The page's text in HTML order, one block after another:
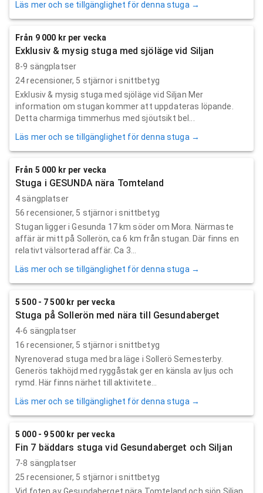
Läs mer och se tillgänglighet för denna stuga →
Från 9 000 kr per vecka
Exklusiv & mysig stuga med sjöläge vid Siljan
8-9 sängplatser
24recensioner, 5 stjärnor i snittbetyg
Exklusiv & mysig stuga med sjöläge vid Siljan Mer
information om stugan kommer att uppdateras löpande.
Detta charmiga timmerhus med sjöutsikt bel...
Läs mer och se tillgänglighet för denna stuga →
Från 5 000 kr per vecka
Stuga i GESUNDA nära Tomteland
4 sängplatser
56 recensioner, 5 stjärnor i snittbetyg
Stugan ligger i Gesunda 17 km söder om Mora. Närmaste
affär är mitt på Sollerön, ca 6 km från stugan. Där finns en
relativt välsorterad affär. Ca 3...
Läs mer och se tillgänglighet för denna stuga →
5 500 - 7 500 kr per vecka
Stuga på Sollerön med nära till Gesundaberget
4-6 sängplatser
16 recensioner, 5 stjärnor i snittbetyg
Nyrenoverad stuga med bra läge i Sollerö Semesterby.
Generös takhöjd med ryggåstak ger en känsla av ljus och
rymd. Här finns närhet till aktivitete...
Läs mer och se tillgänglighet för denna stuga →
5 000 - 9 500 kr per vecka
Fin 7 bäddars stuga vid Gesundaberget och Siljan
7-8 sängplatser
25 recensioner, 5 stjärnor i snittbetyg
Vid foten av Gesundaberget nära Tomteland och sjön Siljan